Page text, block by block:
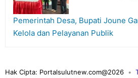
Pemerintah Desa, Bupati Joune
Kelola dan Pelayanan Publik
Hak Cipta: Portalsulutnew.com@2026